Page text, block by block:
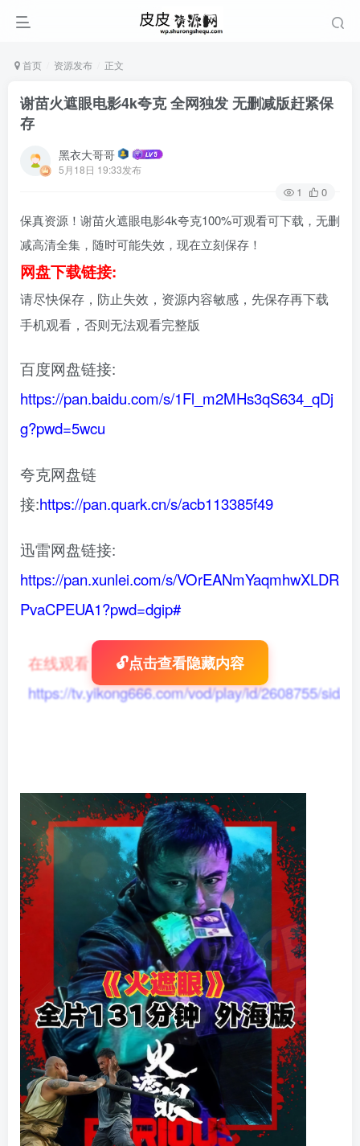
首页 资源发布 正文
谢苗火遮眼电影4k夸克 全网独发 无删减版赶紧保
存
黑衣大哥哥
5月18日 19:33发布
1 0
保真资源！谢苗火遮眼电影4k夸克100%可观看可下载，无删
减高清全集，随时可能失效，现在立刻保存！
网盘下载链接:
请尽快保存，防止失效，资源内容敏感，先保存再下载
手机观看，否则无法观看完整版
百度网盘链接:
https://pan.baidu.com/s/1Fl_m2MHs3qS634_qDj
g?pwd=5wcu
夸克网盘链
接:https://pan.quark.cn/s/acb113385f49
迅雷网盘链接:
https://pan.xunlei.com/s/VOrEANmYaqmhwXLDR
PvaCPEUA1?pwd=dgip#
在线观看
https://tv.yikong666.com/vod/play/id/2608755/sid/